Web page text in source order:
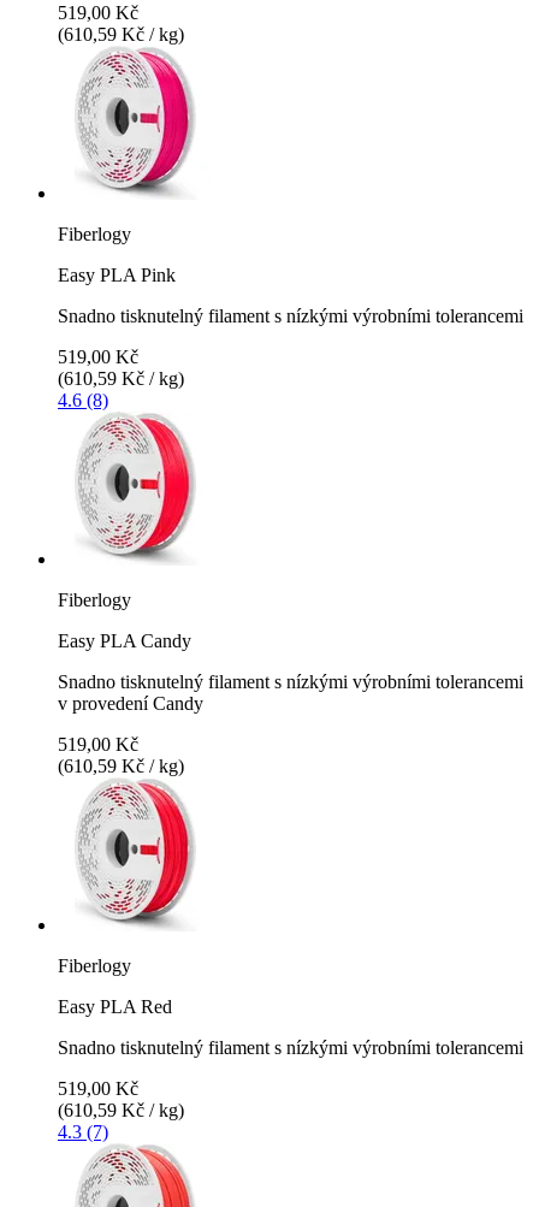
519,00 Kč
(610,59 Kč / kg)
Fiberlogy
Easy PLA Pink
Snadno tisknutelný filament s nízkými výrobními tolerancemi
519,00 Kč
(610,59 Kč / kg)
4.6 (8)
Fiberlogy
Easy PLA Candy
Snadno tisknutelný filament s nízkými výrobními tolerancemi
v provedení Candy
519,00 Kč
(610,59 Kč / kg)
Fiberlogy
Easy PLA Red
Snadno tisknutelný filament s nízkými výrobními tolerancemi
519,00 Kč
(610,59 Kč / kg)
4.3 (7)